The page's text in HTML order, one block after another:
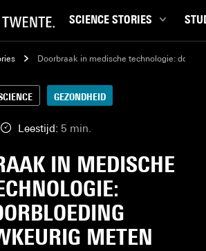
SCIENCE STORIES
Chiptechnologie
Gedrag & samenleving
Gezondheid
Natuurkunde & materialen
Robotica
Veiligheid
Doorbraak in medische technologie:
Leestijd: 5 min.
GEZONDHEID
IN MEDISCHE
METEN